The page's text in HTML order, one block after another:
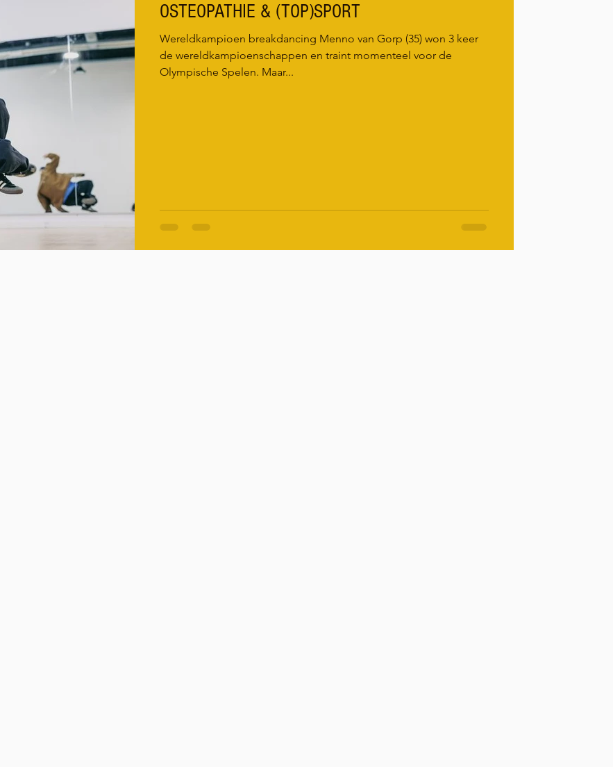
OSTEOPATHIE & (TOP)SPORT
Wereldkampioen breakdancing Menno van Gorp (35) won 3 keer
de wereldkampioenschappen en traint momenteel voor de
Olympische Spelen. Maar...